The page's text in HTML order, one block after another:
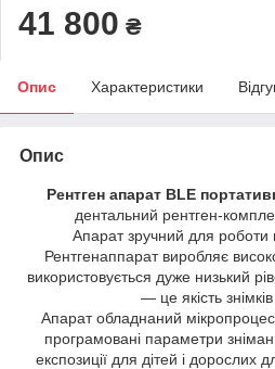
41 800 ₴
Опис Характеристики
Опис
Рентген апарат BLE
дентальний рентген-
Апарат зручний для роботи в
Рентгенаппарат виробляє
використовується дуже низький
— це якість знімків
Апарат обладнаний
програмовані параметри
експозиції для дітей і дорослих